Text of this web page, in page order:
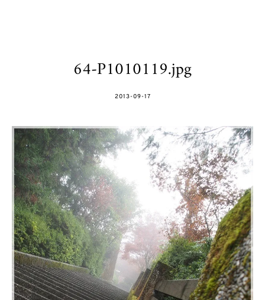
64-P1010119.jpg
POSTED
2013-09-17